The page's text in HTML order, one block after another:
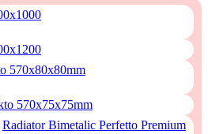
570x80x80mm
570x75x75mm
Radiator Bimetalic Perfetto Premium